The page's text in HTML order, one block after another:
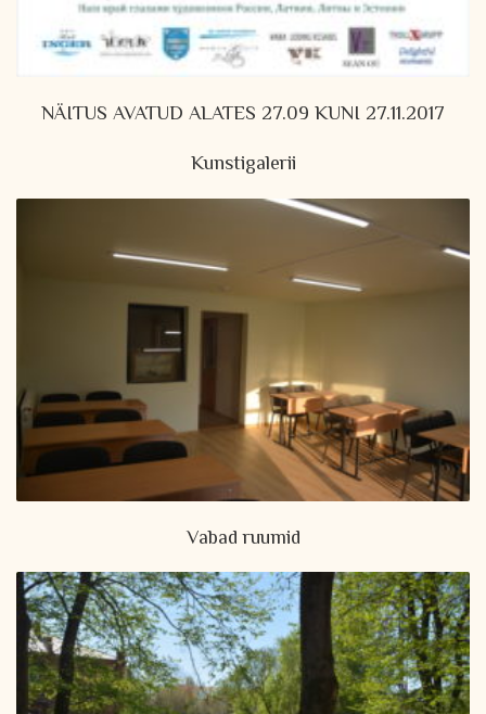
NÄITUS AVATUD ALATES 27.09 KUNI 27.11.2017
Kunstigalerii
Vabad ruumid